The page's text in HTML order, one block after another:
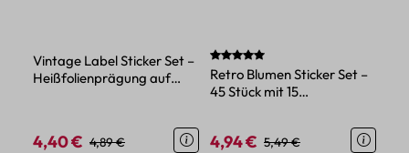
Vintage Label Sticker Set –
Heißfolienprägung auf
Verkaufspreis:
4,40 € Regulärer Preis:
4,89 €
Durchschnittliche Bewertung von
Retro Blumen Sticker Set –
45 Stück mit 15
Verkaufspreis:
4,94 € Regulärer Preis:
5,49 €